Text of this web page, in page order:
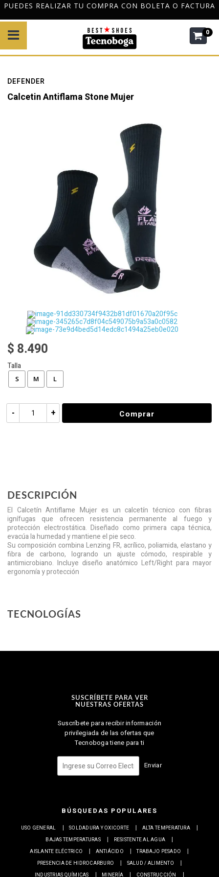
PUEDES REALIZAR TU COMPRA CON BOLETA O FACTURA
0
DEFENDER
Calcetin Antiflama Stone Mujer
$ 8.490
Talla
S M L
+
- Comprar
DESCRIPCIÓN
El Calcetín Antiflame Mujer es un calcetín técnico con fibras
ignífugas que ofrecen resistencia permanente al fuego y
protección electrostática. Diseñado como primera capa técnica,
evacúa la humedad y mantiene el pie seco.
Su composición combina Lenzing FR, acrílico, poliamida, elastano y
fibra de carbono, logrando un ajuste cómodo, respirable y
antimicrobiano. Incluye diseño anatómico Left/Right para mayor
ergonomía y protección
TECNOLOGÍAS
SUSCRÍBETE PARA VER
NUESTRAS OFERTAS
Suscríbete para recibir información
privilegiada de las ofertas que
Tecnoboga tiene para ti
Enviar
BÚSQUEDAS POPULARES
USO GENERAL SOLDADURA Y OXICORTE
ALTA TEMPERATURA
BAJAS TEMPERATURAS
RESISTENTE AL AGUA
AISLANTE ELÉCTRICO
ANTIÁCIDO
TRABAJO PESADO
PRESENCIA DE HIDROCARBURO
SALUD / ALIMENTO
INDUSTRIAS QUÍMICAS
MINERÍA CONSTRUCCIÓN